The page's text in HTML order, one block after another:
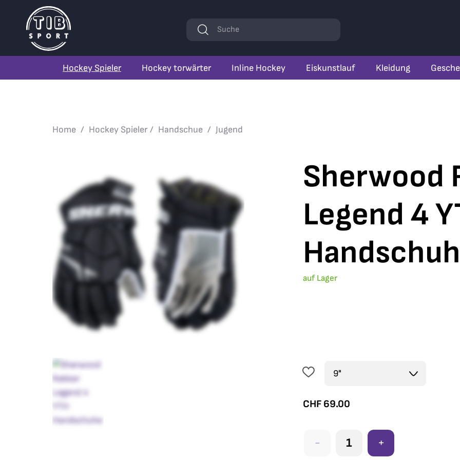
Hockey Spieler Hockey torwärter Inline Hockey Eiskunstlauf Kleidung
Stichwörter
Suchen
Home Hockey Spieler Handschue Jugend
Sherwood
Legend 4
auf Lager
CHF 69.00
- +